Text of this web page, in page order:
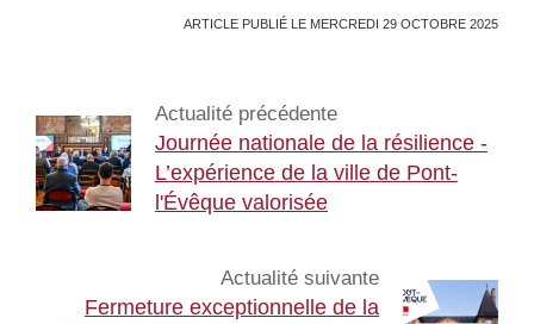
ARTICLE PUBLIÉ LE MERCREDI 29 OCTOBRE 2025
Actualité précédente
Journée nationale de la résilience -
L’expérience de la ville de Pont-
l'Évêque valorisée
Actualité suivante
Fermeture exceptionnelle de la